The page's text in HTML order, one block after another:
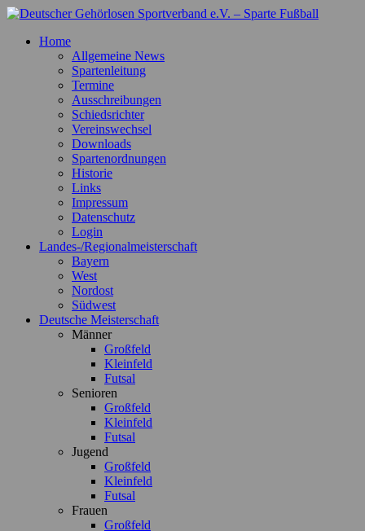
Zum
springen
Deutscher Gehörlosen Sportverband e.V. – Sparte Fußball
Offizielle Webseite der Sparte Fußball
Home
Allgemeine News
Spartenleitung
Termine
Ausschreibungen
Schiedsrichter
Vereinswechsel
Downloads
Spartenordnungen
Historie
Links
Impressum
Datenschutz
Login
Landes-/Regionalmeisterschaft
Bayern
West
Nordost
Südwest
Deutsche Meisterschaft
Männer
Großfeld
Kleinfeld
Futsal
Senioren
Großfeld
Kleinfeld
Futsal
Jugend
Großfeld
Kleinfeld
Futsal
Frauen
Großfeld